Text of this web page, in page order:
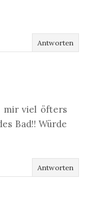
Antworten
mir viel öfters
Bad!! Würde
Antworten